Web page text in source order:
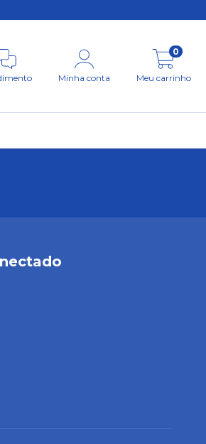
Minha conta Meu carrinho
0